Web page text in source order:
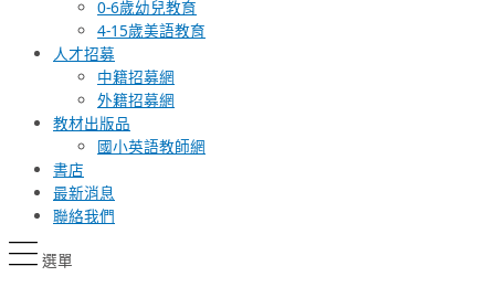
0-6歲幼兒教育
4-15歲美語教育
人才招募
中籍招募網
外籍招募網
教材出版品
國小英語教師網
書店
最新消息
聯絡我們
選單